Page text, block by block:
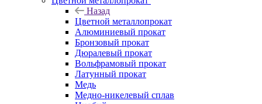
Назад
Цветной металлопрокат
Алюминиевый прокат
Бронзовый прокат
Дюралевый прокат
Вольфрамовый прокат
Латунный прокат
Медь
Медно-никелевый сплав